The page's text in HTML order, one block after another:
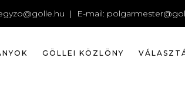
| E-mail:
GÖLLEI KÖZLÖNY